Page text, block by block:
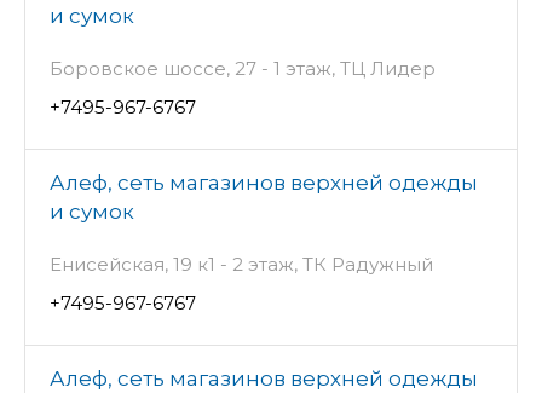
и сумок
Боровское шоссе, 27 - 1 этаж, ТЦ Лидер
+7495-967-6767
Алеф, сеть магазинов верхней одежды
и сумок
Енисейская, 19 к1 - 2 этаж, ТК Радужный
+7495-967-6767
Алеф, сеть магазинов верхней одежды